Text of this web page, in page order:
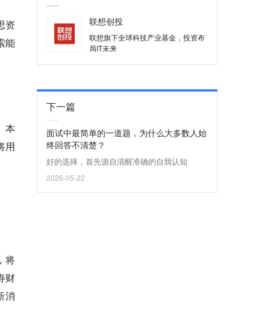
资
能
本
用
将
财
消
联想创投
联想旗下全球科技产业基金，投资布
局IT未来
下一篇
面试中最简单的一道题，为什么大多数人始
终回答不清楚？
好的选择，首先源自清醒准确的自我认知
2026-05-22